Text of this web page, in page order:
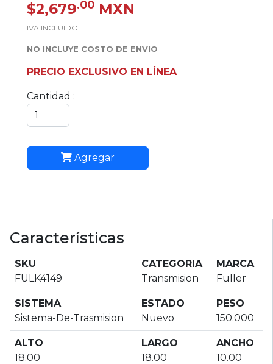
$2,679.00 MXN
IVA INCLUIDO
NO INCLUYE COSTO DE ENVIO
PRECIO EXCLUSIVO EN LÍNEA
Cantidad :
Agregar
Características
SKU
FULK4149
CATEGORIA
Transmision
MARCA
Fuller
SISTEMA
Sistema-De-Trasmision
ESTADO
Nuevo
PESO
150.000
ALTO
18.00
LARGO
18.00
ANCHO
10.00